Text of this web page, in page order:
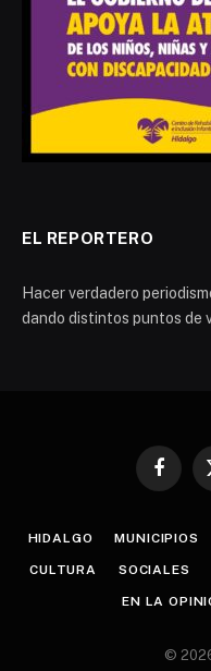
EL REPORTERO
Hacer verdadero
dando distintos puntos de
HIDALGO MUNICIPIOS
CULTURA SOCIALES
EN LA
©